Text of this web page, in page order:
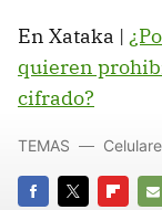
En Xataka |
quieren
cifrado?
TEMAS